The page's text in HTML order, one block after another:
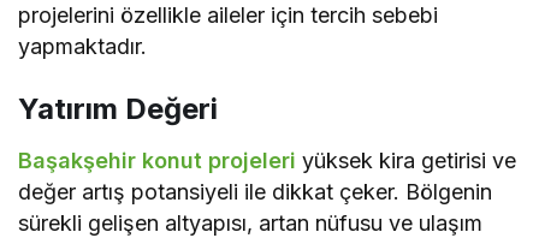
projelerini özellikle aileler için tercih sebebi
yapmaktadır.
Yatırım Değeri
Başakşehir konut projeleri yüksek kira getirisi ve
değer artış potansiyeli ile dikkat çeker. Bölgenin
sürekli gelişen altyapısı, artan nüfusu ve ulaşım